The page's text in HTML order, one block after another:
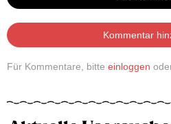
Kommentar
Für Kommentare, bitte einloggen